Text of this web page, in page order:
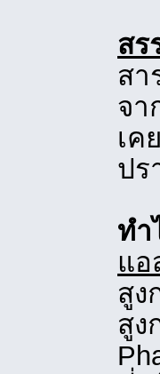
ส
สา
จา
เค
ปร
ทำ
แ
สูง
สูง